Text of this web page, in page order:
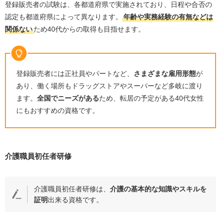
登録販売者の試験は、各都道府県で実施されており、日程や合否の
認定も都道府県によって異なります。
年齢や実務経験の有無などは
関係ないため40代からの取得も目指せます。
登録販売者には正社員やパートなど、 さまざまな雇用形態が
あり、働く場所もドラッグストアやスーパーなど多岐に渡り
ます。 全国でニーズがあるため、転居の予定がある40代女性
にもおすすめの資格です。
介護職員初任者研修
介護職員初任者研修は、介護の基本的な知識やスキルを
証明出来る資格です。